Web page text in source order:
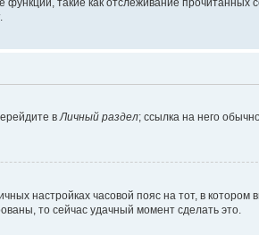
в Личный раздел; ссылка на него
настройках часовой пояс на тот, в котором
то сейчас удачный момент сделать это.